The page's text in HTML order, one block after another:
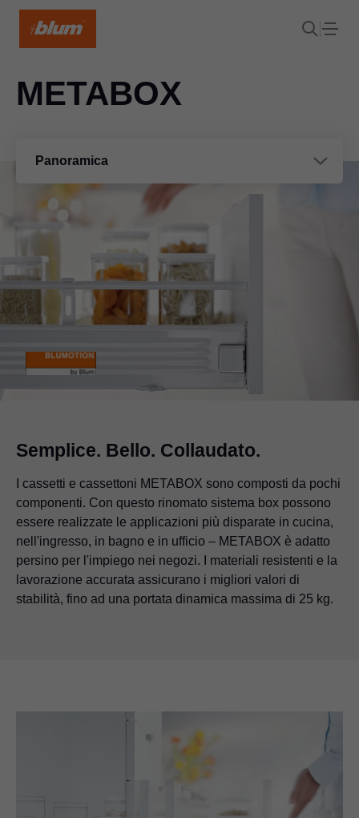
Panoramica
METABOX
Semplice. Bello. Collaudato.
I cassetti e cassettoni METABOX sono composti da pochi
componenti. Con questo rinomato sistema box possono
essere realizzate le applicazioni più disparate in cucina,
nell'ingresso, in bagno e in ufficio – METABOX è adatto
persino per l'impiego nei negozi. I materiali resistenti e la
lavorazione accurata assicurano i migliori valori di
stabilità, fino ad una portata dinamica massima di 25 kg.